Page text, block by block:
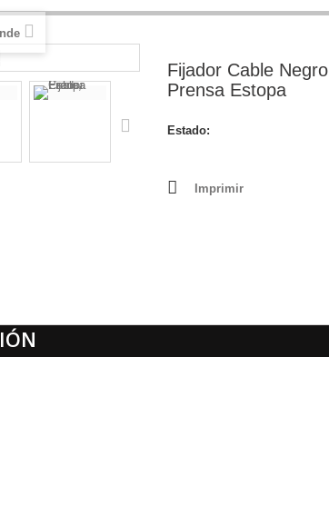
Fijador Cable
Prensa Estopa
Estado:
Imprimir